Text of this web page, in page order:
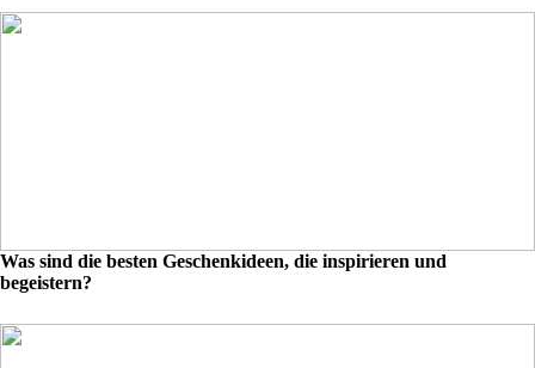
Was sind die besten Geschenkideen, die inspirieren und
begeistern?